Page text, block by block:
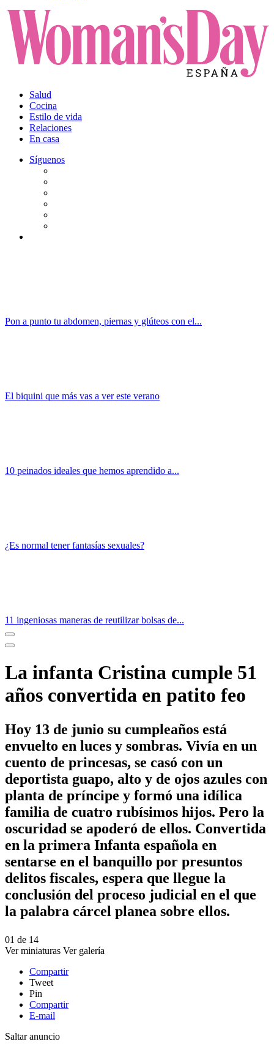
Salud
Cocina
Estilo de vida
Relaciones
En casa
Síguenos
Pon a punto tu abdomen, piernas y glúteos con el...
El biquini que más vas a ver este verano
10 peinados ideales que hemos aprendido a...
¿Es normal tener fantasías sexuales?
11 ingeniosas maneras de reutilizar bolsas de...
La infanta Cristina cumple 51
años convertida en patito feo
Hoy 13 de junio su cumpleaños está
envuelto en luces y sombras. Vivía en un
cuento de princesas, se casó con un
deportista guapo, alto y de ojos azules con
planta de príncipe y formó una idílica
familia de cuatro rubísimos hijos. Pero la
oscuridad se apoderó de ellos. Convertida
en la primera Infanta española en
sentarse en el banquillo por presuntos
delitos fiscales, espera que llegue la
conclusión del proceso judicial en el que
la palabra cárcel planea sobre ellos.
01 de 14
Ver miniaturas Ver galería
Compartir
Tweet
Pin
Compartir
E-mail
Saltar anuncio